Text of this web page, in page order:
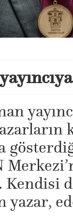
Kendisi